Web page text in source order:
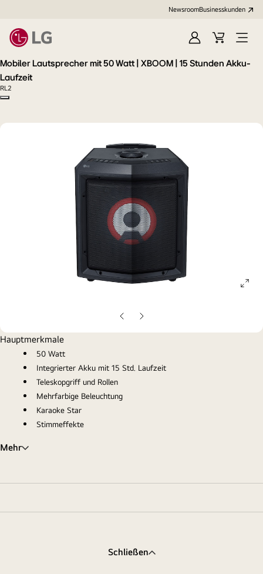
NewsroomBusinesskunden
AnmeldenWarenkorb
Menü
Mobiler Lautsprecher mit 50 Watt | XBOOM | 15 Stunden Akku-
Laufzeit
RL2
Copy model name
Vorherige
Folie
Nächste
Folie
Hauptmerkmale
50 Watt
Integrierter Akku mit 15 Std. Laufzeit
Teleskopgriff und Rollen
Mehrfarbige Beleuchtung
Karaoke Star
Stimmeffekte
Mehr
Schließen